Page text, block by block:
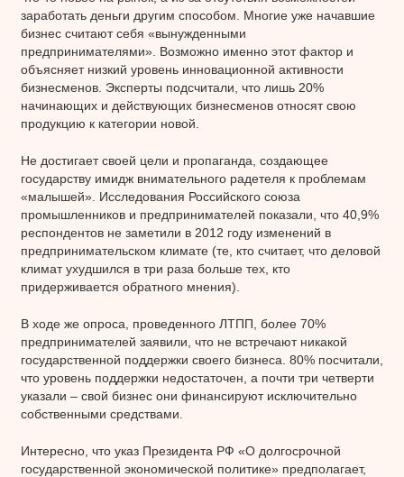
заработать деньги другим способом. Многие уже начавшие
бизнес считают себя «вынужденными
предпринимателями». Возможно именно этот фактор и
объясняет низкий уровень инновационной активности
бизнесменов. Эксперты подсчитали, что лишь 20%
начинающих и действующих бизнесменов относят свою
продукцию к категории новой.
Не достигает своей цели и пропаганда, создающее
государству имидж внимательного радетеля к проблемам
«малышей». Исследования Российского союза
промышленников и предпринимателей показали, что 40,9%
респондентов не заметили в 2012 году изменений в
предпринимательском климате (те, кто считает, что деловой
климат ухудшился в три раза больше тех, кто
придерживается обратного мнения).
В ходе же опроса, проведенного ЛТПП, более 70%
предпринимателей заявили, что не встречают никакой
государственной поддержки своего бизнеса. 80% посчитали,
что уровень поддержки недостаточен, а почти три четверти
указали – свой бизнес они финансируют исключительно
собственными средствами.
Интересно, что указ Президента РФ «О долгосрочной
государственной экономической политике» предполагает,